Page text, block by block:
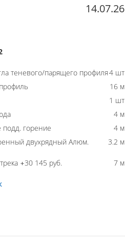
14.07.26
теневого/парящего профиля4 шт
16 м
1 шт
4 м
горение
4 м
двухрядный Алюм.
3.2 м
+30 145 руб. 7 м